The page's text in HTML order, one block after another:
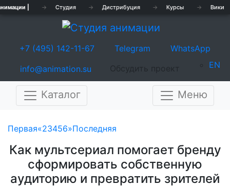
| → Студия → Дистрибуция → Курсы → Вики
+7 (495) 142-11-67 Telegram
WhatsApp
info@animation.su
Обсудить проект EN
Каталог Меню
Первая«23456»Последняя
Как мультсериал помогает бренду
сформировать собственную
аудиторию и превратить зрителей